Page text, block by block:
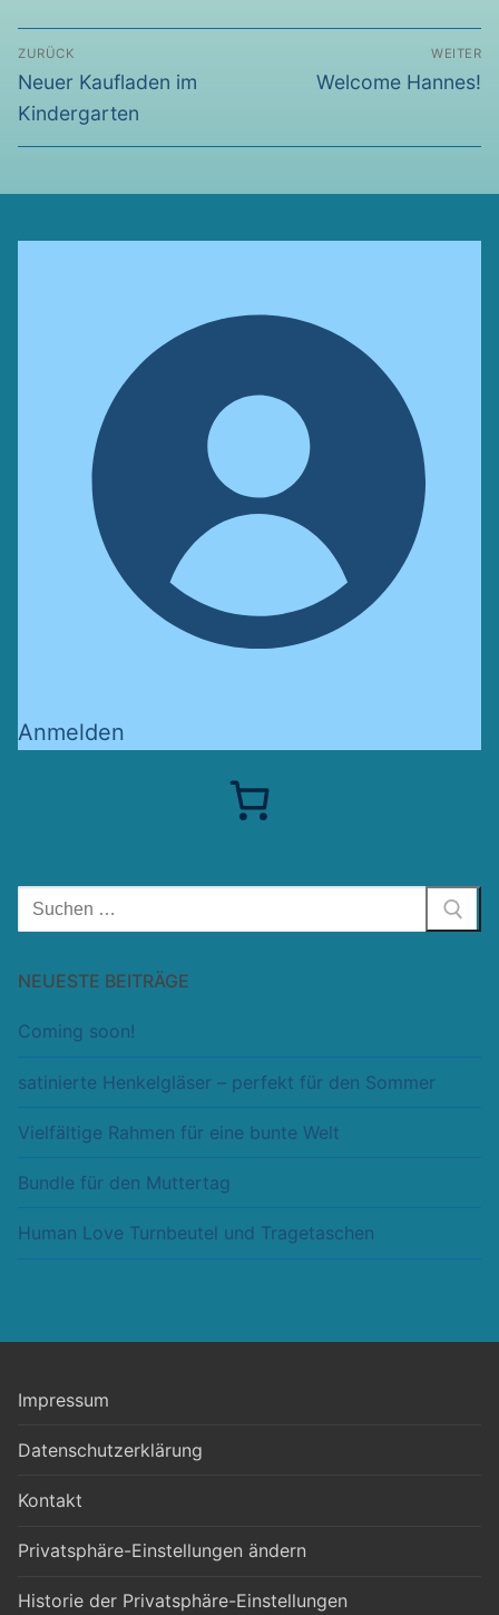
Beitragsnavigation
ZURÜCK
Vorheriger
Beitrag:
Neuer Kaufladen im
Kindergarten
WEITER
Nächster
Welcome Hannes!
Anmelden
Suchen
nach:
NEUESTE BEITRÄGE
Coming soon!
satinierte Henkelgläser – perfekt für den Sommer
Vielfältige Rahmen für eine bunte Welt
Bundle für den Muttertag
Human Love Turnbeutel und Tragetaschen
Impressum
Datenschutzerklärung
Kontakt
Privatsphäre-Einstellungen ändern
Historie der Privatsphäre-Einstellungen